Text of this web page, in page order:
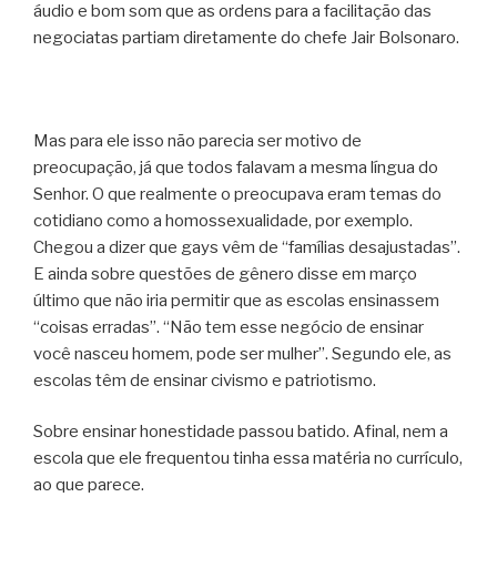
áudio e bom som que as ordens para a facilitação das
negociatas partiam diretamente do chefe Jair Bolsonaro.
Mas para ele isso não parecia ser motivo de
preocupação, já que todos falavam a mesma língua do
Senhor. O que realmente o preocupava eram temas do
cotidiano como a homossexualidade, por exemplo.
Chegou a dizer que gays vêm de “famílias desajustadas”.
E ainda sobre questões de gênero disse em março
último que não iria permitir que as escolas ensinassem
“coisas erradas”. “Não tem esse negócio de ensinar
você nasceu homem, pode ser mulher”. Segundo ele, as
escolas têm de ensinar civismo e patriotismo.
Sobre ensinar honestidade passou batido. Afinal, nem a
escola que ele frequentou tinha essa matéria no currículo,
ao que parece.